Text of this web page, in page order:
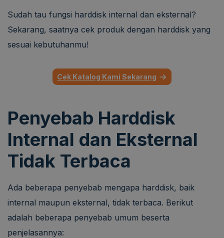
Sudah tau fungsi harddisk internal dan eksternal?
Sekarang, saatnya cek produk dengan harddisk yang
sesuai kebutuhanmu!
Cek Katalog Kami Sekarang
Penyebab Harddisk
Internal dan Eksternal
Tidak Terbaca
Ada beberapa penyebab mengapa harddisk, baik
internal maupun eksternal, tidak terbaca. Berikut
adalah beberapa penyebab umum beserta
penjelasannya: